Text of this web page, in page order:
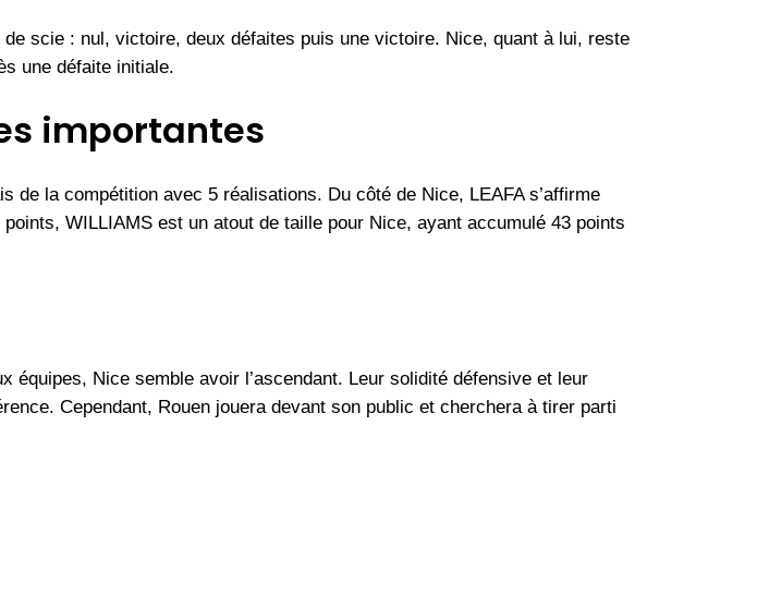
scie : nul, victoire, deux défaites puis une victoire. Nice, quant à lui, reste
une défaite initiale.
importantes
de la compétition avec 5 réalisations. Du côté de Nice, LEAFA s’affirme
WILLIAMS est un atout de taille pour Nice, ayant accumulé 43 points
Nice semble avoir l’ascendant. Leur solidité défensive et leur
Cependant, Rouen jouera devant son public et cherchera à tirer parti